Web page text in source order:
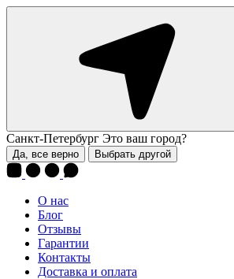
Санкт-Петербург Это ваш город?
Да, все верно Выбрать другой
О нас
Блог
Отзывы
Гарантии
Контакты
Доставка и оплата